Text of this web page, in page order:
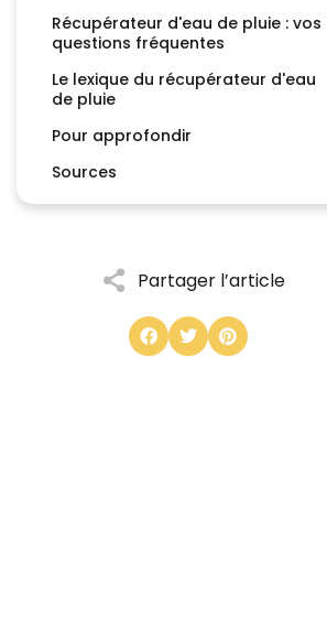
Récupérateur d'eau de pluie : vos
questions fréquentes
Le lexique du récupérateur d'eau
de pluie
Pour approfondir
Sources
Partager l’article